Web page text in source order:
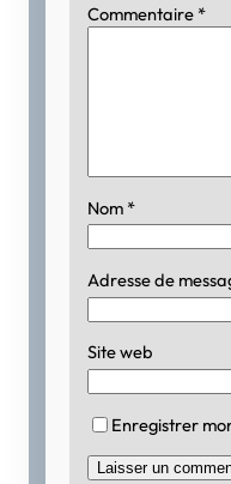
Commentaire *
Nom *
Adresse de
Site web
Enregistrer